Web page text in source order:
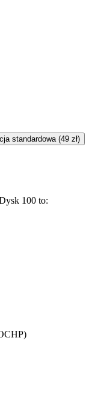
standardowa (49 zł)
100 to: